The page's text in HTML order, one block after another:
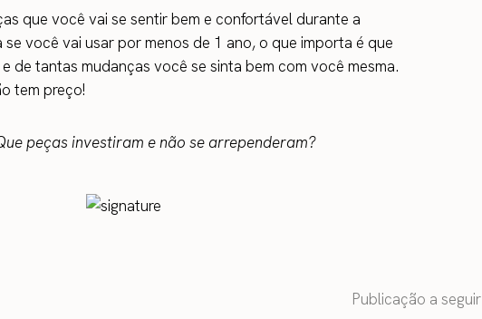
que você vai se sentir bem e confortável durante a
se você vai usar por menos de 1 ano, o que importa é que
de tantas mudanças você se sinta bem com você mesma.
tem preço!
peças investiram e não se arrependeram?
Publicação a seguir